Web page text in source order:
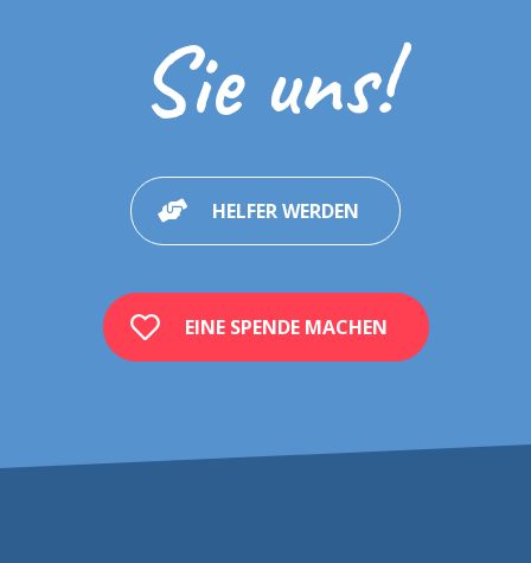
Sie uns!
HELFER WERDEN
EINE SPENDE MACHEN